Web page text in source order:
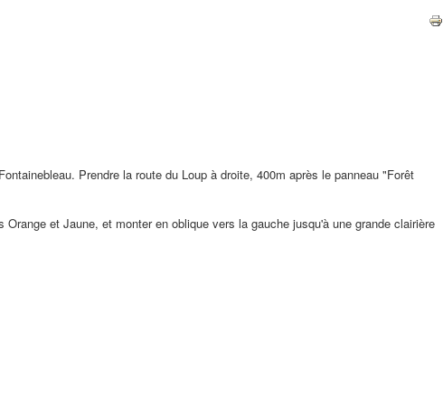
Prendre la route du Loup à droite, 400m après le panneau "Forêt
et Jaune, et monter en oblique vers la gauche jusqu'à une grande clairière